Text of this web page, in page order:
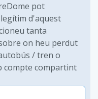
pot
d'aquest
tanta
on heu perdut
/ tren o
compte compartint